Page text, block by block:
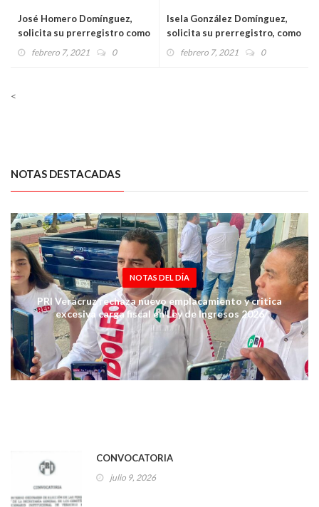
José Homero Domínguez,
solicita su prerregistro como
aspirante a la diputación
febrero 7, 2021 0
Isela González Domínguez,
solicita su prerregistro, como
aspirante a la precandidatura
febrero 7, 2021 0
<
NOTAS DESTACADAS
NOTAS DEL DÍA
PRI Veracruz rechaza nuevo emplacamiento y critica
excesiva carga fiscal en Ley de Ingresos 2026
CONVOCATORIA
julio 9, 2026